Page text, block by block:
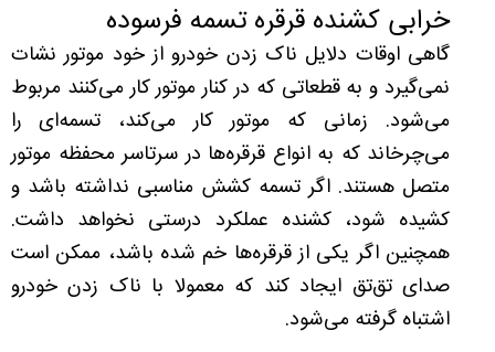
خرابی کشنده قرقره تسمه فرسوده
گاهی اوقات دلایل ناک زدن خودرو از خود موتور نشات
نمی‌گیرد و به قطعاتی که در کنار موتور کار می‌کنند مربوط
می‌شود. زمانی که موتور کار می‌کند، تسمه‌ای را
می‌چرخاند که به انواع قرقره‌ها در سرتاسر محفظه موتور
متصل هستند. اگر تسمه کشش مناسبی نداشته باشد و
کشیده شود، کشنده عملکرد درستی نخواهد داشت.
همچنین اگر یکی از قرقره‌ها خم شده باشد، ممکن است
صدای تق‌تق ایجاد کند که معمولا با ناک زدن خودرو
اشتباه گرفته می‌شود.